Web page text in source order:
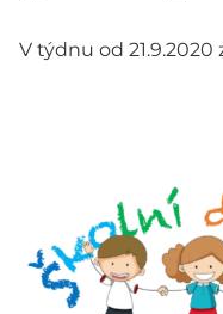
V týdnu od